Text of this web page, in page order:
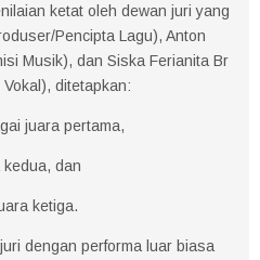
ketat oleh dewan juri yang
Pencipta Lagu), Anton
Musik), dan Siska Ferianita Br
ditetapkan:
juara pertama,
dan
ketiga.
dengan performa luar biasa